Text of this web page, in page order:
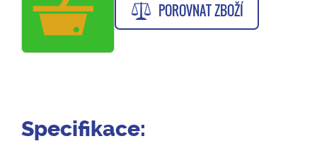
POROVNAT ZBOŽÍ
Specifikace: